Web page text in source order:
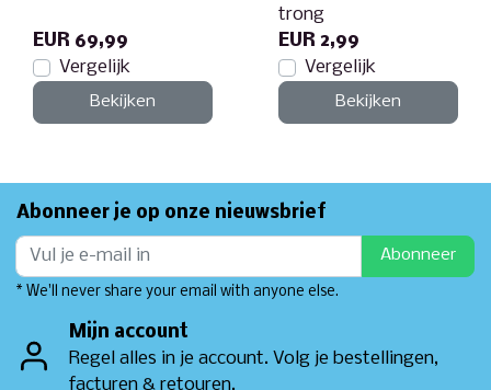
EUR 69,99
Vergelijk
Bekijken
trong
EUR 2,99
Vergelijk
Bekijken
Abonneer je op onze nieuwsbrief
Abonneer
* We'll never share your email with anyone else.
Mijn account
Regel alles in je account. Volg je bestellingen,
facturen & retouren.